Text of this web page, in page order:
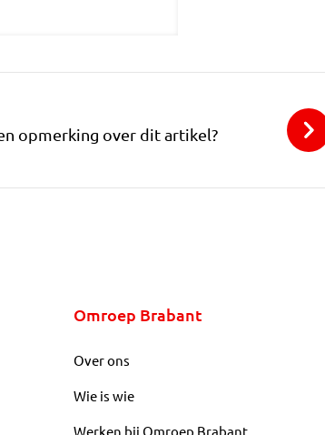
opmerking over dit artikel?
Omroep Brabant
Over ons
Wie is wie
Werken bij Omroep Brabant